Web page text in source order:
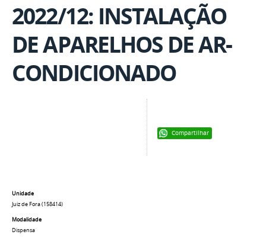
2022/12: INSTALAÇÃO
DE APARELHOS DE AR-
CONDICIONADO
Compartilhar
Unidade
Juiz de Fora (158414)
Modalidade
Dispensa